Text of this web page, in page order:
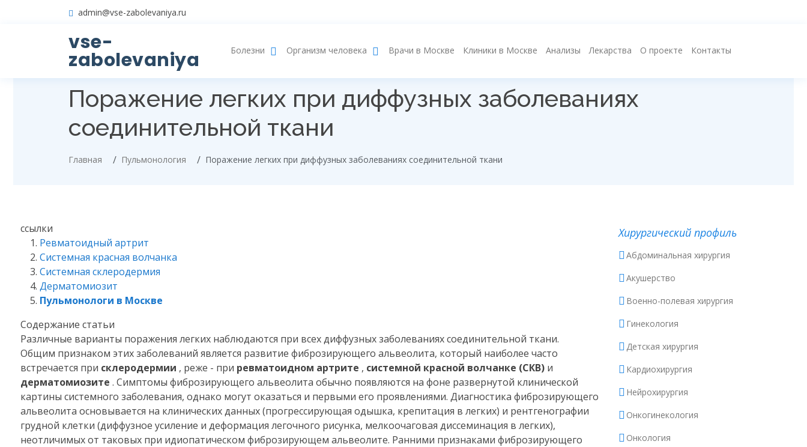
admin@vse-zabolevaniya.ru
vse-
zabolevaniya Болезни Организм человека Врачи в Москве Клиники в Москве Анализы Лекарства О проекте Контакты
Поражение легких при диффузных заболеваниях
соединительной ткани
Главная Пульмонология Поражение легких при диффузных заболеваниях соединительной ткани
ссылки
Ревматоидный артрит
Системная красная волчанка
Системная склеродермия
Дерматомиозит
Пульмонологи в Москве
Содержание статьи
Различные варианты поражения легких наблюдаются при всех диффузных заболеваниях соединительной ткани.
Общим признаком этих заболеваний является развитие фиброзирующего альвеолита, который наиболее часто
встречается при склеродермии , реже - при ревматоидном артрите , системной красной волчанке (СКВ) и
дерматомиозите . Симптомы фиброзирующего альвеолита обычно появляются на фоне развернутой клинической
картины системного заболевания, однако могут оказаться и первыми его проявлениями. Диагностика фиброзирующего
альвеолита основывается на клинических данных (прогрессирующая одышка, крепитация в легких) и рентгенографии
грудной клетки (диффузное усиление и деформация легочного рисунка, мелкоочаговая диссеминация в легких),
неотличимых от таковых при идиопатическом фиброзирующем альвеолите. Ранними признаками фиброзирующего
Хирургический профиль
Абдоминальная хирургия
Акушерство
Военно-полевая хирургия
Гинекология
Детская хирургия
Кардиохирургия
Нейрохирургия
Онкогинекология
Онкология